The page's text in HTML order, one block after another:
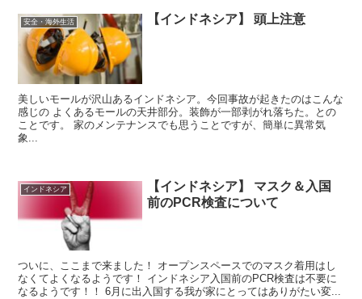
安全・海外生活 【インドネシア】 頭上注意
美しいモールが沢山あるインドネシア。今回事故が起きたのはこんな
感じの よくあるモールの天井部分。装飾が一部剥がれ落ちた。との
ことです。 家のメンテナンスでも思うことですが、簡単に異常気
象...
インドネシア
【インドネシア】 マスク＆入国
前のPCR検査について
ついに、ここまで来ました！ オープンスペースでのマスク着用はし
なくてよくなるようです！ インドネシア入国前のPCR検査は不要に
なるようです！！ 6月に出入国する我が家にとってはありがたい変...